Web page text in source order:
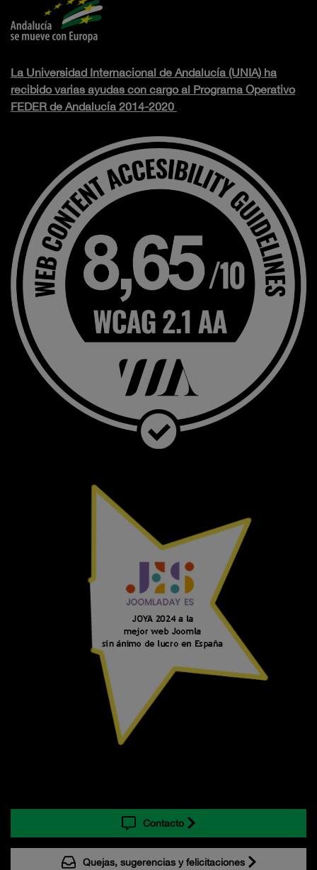
La Universidad Internacional de Andalucía (UNIA) ha
recibido varias ayudas con cargo al Programa Operativo
FEDER de Andalucía 2014-2020
Contacto
Quejas, sugerencias y felicitaciones